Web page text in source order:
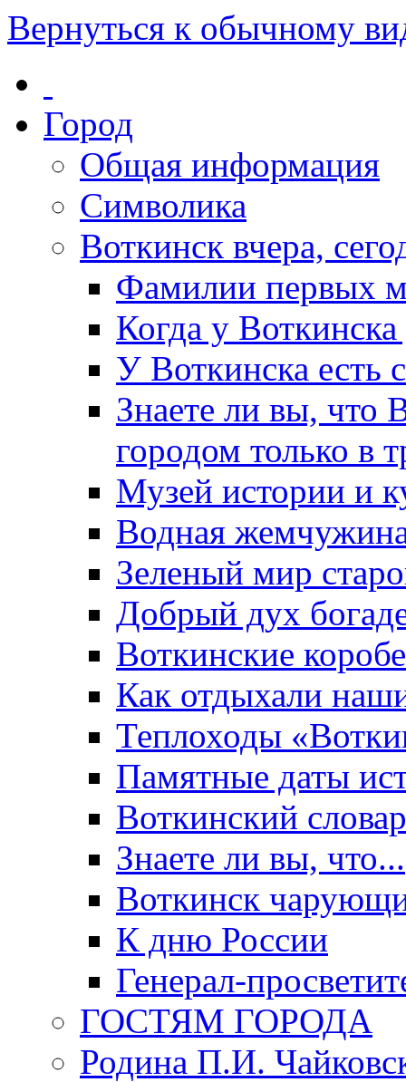
Вернуться к обычному
Город
Общая информация
Символика
Воткинск вчера,
Фамилии первых
Когда у
У Воткинска есть
Знаете ли вы, что
городом только в
Музей истории и
Водная
Зеленый мир
Добрый дух
Воткинские
Как отдыхали
Теплоходы
Памятные даты
Воткинский
Знаете ли вы, что...
Воткинск
К дню России
Генерал-
ГОСТЯМ ГОРОДА
Родина П.И.